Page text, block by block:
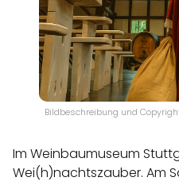
Bildbeschreibung und
Im Weinbaumuseum
Wei(h)nachtszauber. Am